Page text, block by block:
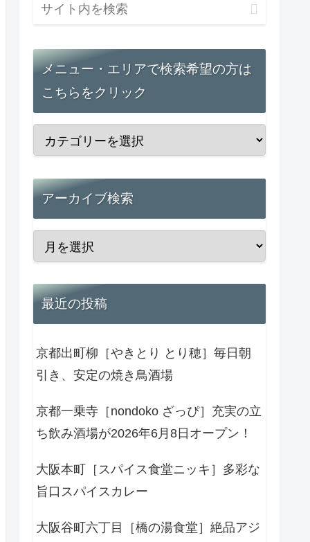
メニュー・エリアで検索希望の方は
こちらをクリック
アーカイブ検索
最近の投稿
京都出町柳［やきとり とり穂］毎日朝
引き、安定の焼き鳥酒場
京都一乗寺［nondoko ざっぴ］充実の立
ち飲み酒場が2026年6月8日オープン！
大阪本町［スパイス食堂ニッキ］多彩な
旨口スパイスカレー
大阪谷町六丁目［橋の湯食堂］絶品アジ